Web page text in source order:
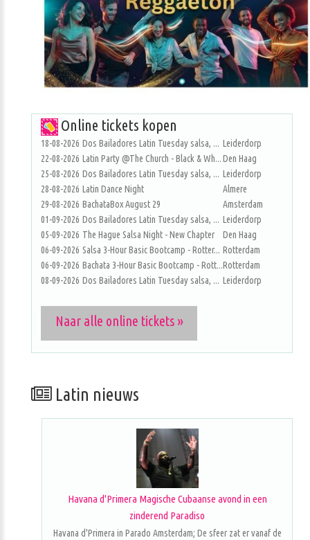
Online tickets kopen
18-08-2026 Dos Bailadores Latin Tuesday salsa, ... Leiderdorp
22-08-2026 Latin Party @The Church - Black & Wh...Den Haag
25-08-2026 Dos Bailadores Latin Tuesday salsa, ... Leiderdorp
28-08-2026 Latin Dance Night
Almere
29-08-2026 BachataBox August 29
Amsterdam
01-09-2026 Dos Bailadores Latin Tuesday salsa, ... Leiderdorp
05-09-2026 The Hague Salsa Night - New Chapter
Den Haag
06-09-2026 Salsa 3-Hour Basic Bootcamp - Rotter... Rotterdam
06-09-2026 Bachata 3-Hour Basic Bootcamp - Rott...Rotterdam
08-09-2026 Dos Bailadores Latin Tuesday salsa, ... Leiderdorp
Naar alle online tickets »
Latin nieuws
Havana d'Primera Magische Cubaanse avond in een
zinderend Paradiso
Havana d'Primera in Parado Amsterdam; De sfeer zat er vanaf de